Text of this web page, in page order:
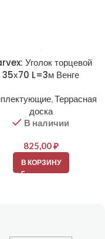
Уголок торцевой
35х70 L=3м Венге
Террасная
доска
В наличии
825,00₽
В КОРЗИНУ